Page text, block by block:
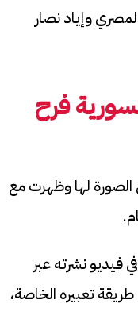
وإياد نصار
فرح
لها وظهرت مع
فيديو نشرته عبر
تعبيره الخاصة،